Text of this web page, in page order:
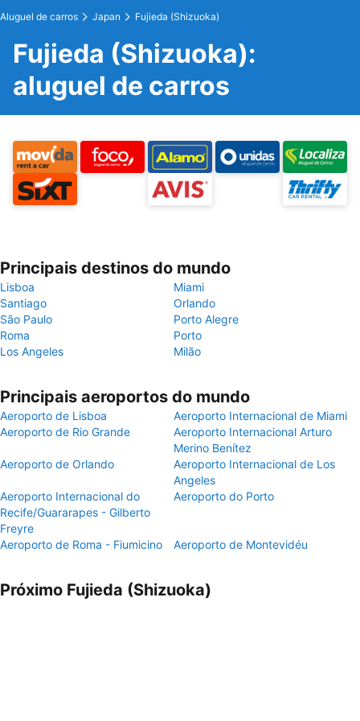
Aluguel de carros Japan Fujieda (Shizuoka)
Fujieda (Shizuoka):
aluguel de carros
Principais destinos do mundo
Lisboa
Miami
Santiago
Orlando
São Paulo
Porto Alegre
Roma
Porto
Los Angeles
Milão
Principais aeroportos do mundo
Aeroporto de Lisboa
Aeroporto Internacional de Miami
Aeroporto de Rio Grande
Aeroporto Internacional Arturo
Merino Benítez
Aeroporto de Orlando
Aeroporto Internacional de Los
Angeles
Aeroporto Internacional do
Recife/Guararapes - Gilberto
Freyre
Aeroporto do Porto
Aeroporto de Roma - Fiumicino Aeroporto de Montevidéu
Próximo Fujieda (Shizuoka)